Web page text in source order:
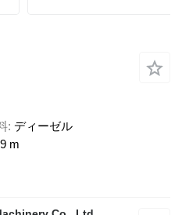
ディーゼル
m